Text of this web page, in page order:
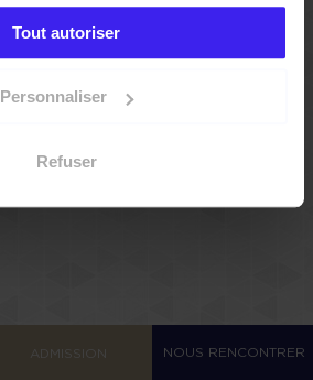
Tout autoriser
Personnaliser
Refuser
ADMISSION NOUS RENCONTRER